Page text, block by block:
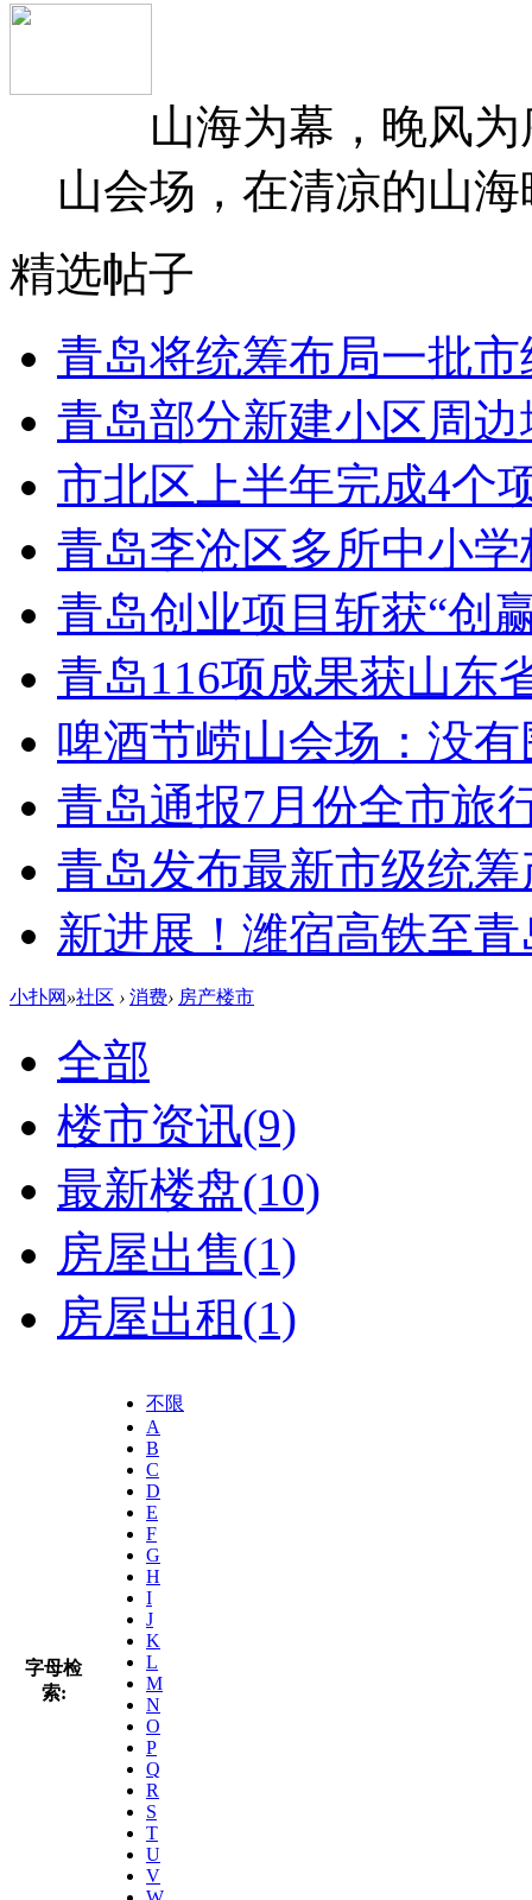
山海为幕，晚风为
山会场，在清凉的山
精选帖子
青岛将统筹布局一批市
青岛部分新建小区周
市北区上半年完成4个
青岛李沧区多所中小
青岛创业项目斩获“创
青岛116项成果获山东
啤酒节崂山会场：没有
青岛通报7月份全市旅
青岛发布最新市级统
新进展！潍宿高铁至
小扑网 »社区 › 消费› 房产楼市
全部
楼市资讯(9)
最新楼盘(10)
房屋出售(1)
房屋出租(1)
字母检
索:
不限
A
B
C
D
E
F
G
H
I
J
K
L
M
N
O
P
Q
R
S
T
U
V